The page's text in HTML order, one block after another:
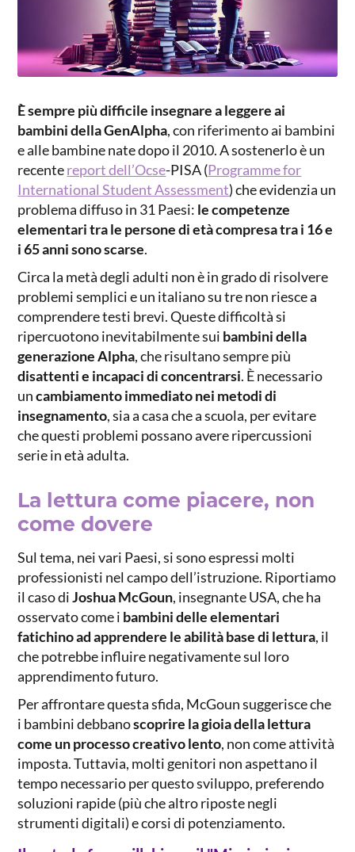
È sempre piùdifficile insegnare a leggere ai
bambini della GenAlpha, con riferimento ai bambini
e alle bambine nate dopo il 2010. A sostenerlo è un
recentereport dell’Ocse-PISA(Programme for
International Student Assessment) che evidenzia un
problema diffuso in 31 Paesi: le competenze
elementari tra le persone di età compresa tra i 16 e
i 65 anni sono scarse.
Circa la metà degli adulti non è in grado di risolvere
problemi semplici e un italiano su tre non riesce a
comprendere testi brevi. Queste difficoltà si
ripercuotono inevitabilmente sui bambini della
generazione Alpha, che risultano sempre più
disattenti e incapaci di concentrarsi. È necessario
uncambiamento immediato nei metodi di
insegnamento, sia a casa che a scuola, per evitare
che questi problemi possano avere ripercussioni
serie in età adulta.
La lettura come piacere, non
come dovere
Sul tema, nei vari Paesi, si sono espressi molti
professionisti nel campo dell’istruzione. Riportiamo
il caso diJoshua McGoun, insegnante USA, che ha
osservato come i bambini delle elementari
fatichino ad apprendere le abilità base di lettura, il
che potrebbe influire negativamente sul loro
apprendimento futuro.
Per affrontare questa sfida, McGoun suggerisce che
i bambini debbanoscoprire la gioia della lettura
come un processo creativo lento, non come attività
imposta. Tuttavia, molti genitori non aspettano il
tempo necessario per questo sviluppo, preferendo
soluzioni rapide (più che altro riposte negli
strumenti digitali) e corsi di potenziamento.